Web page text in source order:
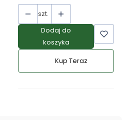
szt.
Dodaj do
koszyka
Szybki
Kup Teraz